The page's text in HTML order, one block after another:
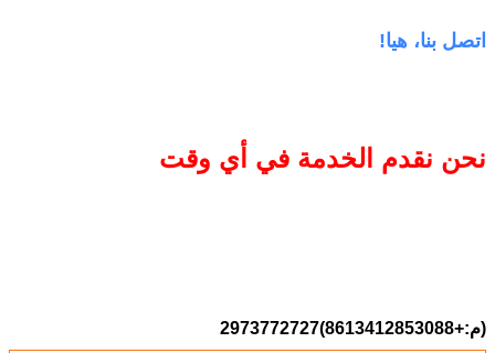
اتصل بنا، هيا!
نحن نقدم الخدمة في أي وقت
(م:+8613412853088)2973772727